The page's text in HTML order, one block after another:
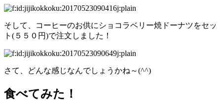
そして、コーヒーのお供にショコラベリー焼ドーナツをセッ
ト(５５０円)で注文しました！
さて、どんな感じなんでしょうかね～(^^)
食べてみた！